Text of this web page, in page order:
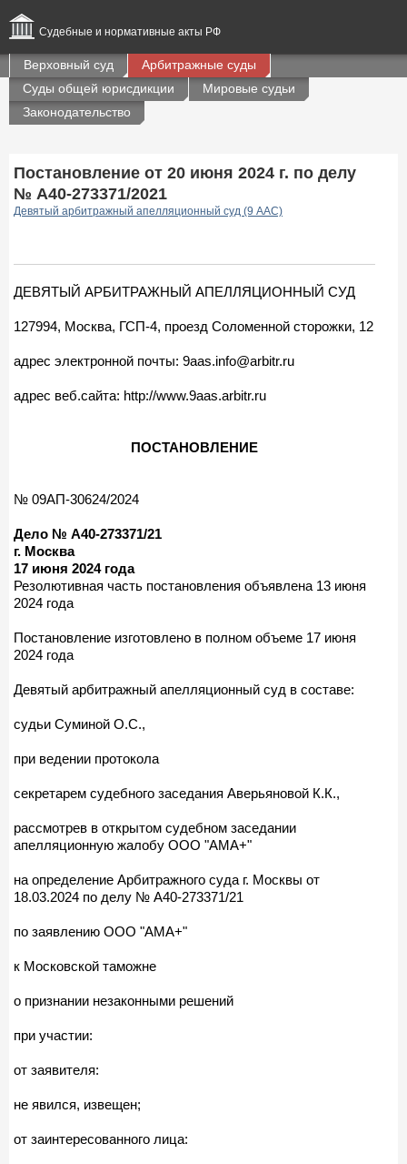
Судебные и нормативные акты РФ
Верховный суд
Арбитражные суды
Суды общей юрисдикции
Мировые судьи
Законодательство
Постановление от 20 июня 2024 г. по делу
№ А40-273371/2021
Девятый арбитражный апелляционный суд (9 ААС)
ДЕВЯТЫЙ АРБИТРАЖНЫЙ АПЕЛЛЯЦИОННЫЙ СУД
127994, Москва, ГСП-4, проезд Соломенной cторожки, 12
адрес электронной почты: 9aas.info@arbitr.ru
адрес веб.сайта: http://www.9aas.arbitr.ru
ПОСТАНОВЛЕНИЕ
№ 09АП-30624/2024
Дело № А40-273371/21
г. Москва
17 июня 2024 года
Резолютивная часть постановления объявлена 13 июня
2024 года
Постановление изготовлено в полном объеме 17 июня
2024 года
Девятый арбитражный апелляционный суд в составе:
судьи Суминой О.С.,
при ведении протокола
секретарем судебного заседания Аверьяновой К.К.,
рассмотрев в открытом судебном заседании
апелляционную жалобу ООО "АМА+"
на определение Арбитражного суда г. Москвы от
18.03.2024 по делу № А40-273371/21
по заявлению ООО "АМА+"
к Московской таможне
о признании незаконными решений
при участии:
от заявителя:
не явился, извещен;
от заинтересованного лица: